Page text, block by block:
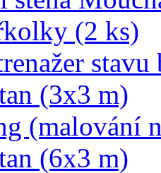
(2 ks)
stavu
(3x3 m)
(malování
(6x3 m)